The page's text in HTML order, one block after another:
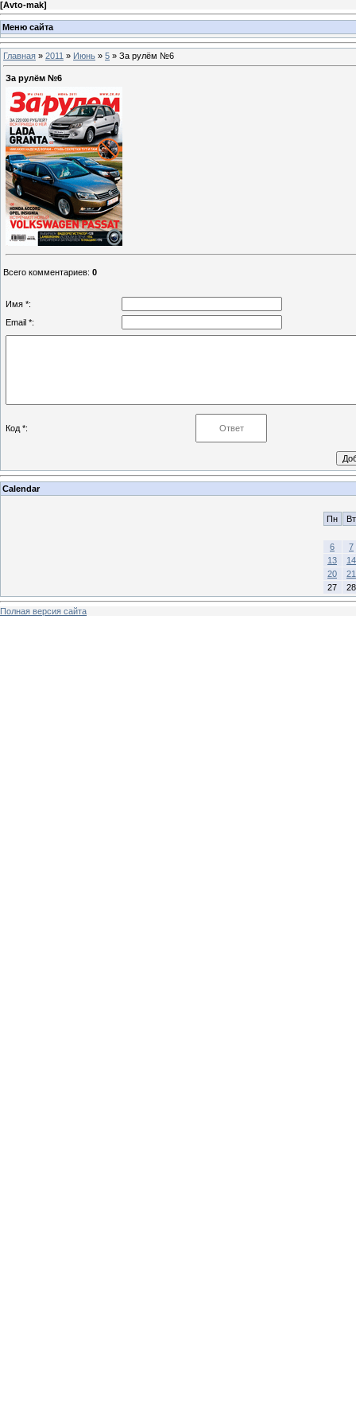
[Avto-mak]
Меню сайта
Главная » 2011 » Июнь » 5 » За рулём №6
За рулём №6
Всего комментариев: 0
Имя *:
Email *:
Код *:
Calendar
Пн Вт
6
7
13
14
20
21
27
28
Полная версия сайта